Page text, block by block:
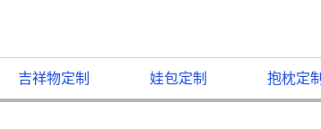
吉祥物定制 娃包定制 抱枕定制